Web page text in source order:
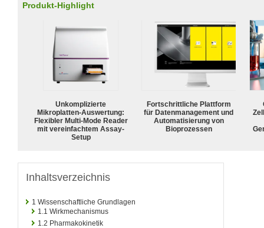
Produkt-Highlight
Unkomplizierte
Mikroplatten-Auswertung:
Flexibler Multi-Mode Reader
mit vereinfachtem Assay-
Setup
Fortschrittliche Plattform
für Datenmanagement und
Automatisierung von
Bioprozessen
Inhaltsverzeichnis
1 Wissenschaftliche Grundlagen
1.1 Wirkmechanismus
1.2 Pharmakokinetik